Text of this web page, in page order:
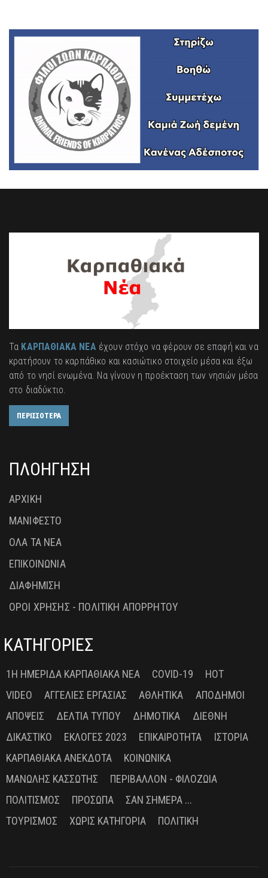
Τα ΚΑΡΠΑΘΙΑΚΑ ΝΕΑέχουν στόχο να φέρουν σε επαφή και να
κρατήσουν το καρπάθικο και κασιώτικο στοιχείο μέσα και έξω
από το νησί ενωμένα. Να γίνουν η προέκταση των νησιών μέσα
στο διαδύκτιο.
ΠΕΡΙΣΣΟΤΕΡΑ
ΠΛΟΗΓΗΣΗ
ΑΡΧΙΚΗ
ΜΑΝΙΦΕΣΤΟ
ΟΛΑ ΤΑ ΝΕΑ
ΕΠΙΚΟΙΝΩΝΙΑ
ΔΙΑΦΗΜΙΣΗ
ΟΡΟΙ ΧΡΗΣΗΣ - ΠΟΛΙΤΙΚΗ ΑΠΟΡΡΗΤΟΥ
ΚΑΤΗΓΟΡΙΕΣ
1Η ΗΜΕΡΊΔΑ ΚΑΡΠΑΘΙΑΚΆ ΝΈΑ COVID-19
HOT
VIDEO
ΑΓΓΕΛΊΕΣ ΕΡΓΑΣΊΑΣ ΑΘΛΗΤΙΚΆ
ΑΠΌΔΗΜΟΙ
ΑΠΌΨΕΙΣ
ΔΕΛΤΊΑ ΤΎΠΟΥ ΔΗΜΟΤΙΚΆ
ΔΙΕΘΝΉ
ΔΙΚΑΣΤΙΚΌ
ΕΚΛΟΓΈΣ 2023 ΕΠΙΚΑΙΡΌΤΗΤΑ
ΙΣΤΟΡΊΑ
ΚΑΡΠΑΘΙΑΚΆ ΑΝΈΚΔΟΤΑ
ΚΟΙΝΩΝΙΚΆ
ΜΑΝΏΛΗΣ ΚΑΣΣΏΤΗΣ
ΠΕΡΙΒΆΛΛΟΝ - ΦΙΛΟΖΩΊΑ
ΠΟΛΙΤΙΣΜΌΣ
ΠΡΌΣΩΠΑ
ΣΑΝ ΣΉΜΕΡΑ ...
ΤΟΥΡΙΣΜΌΣ
ΧΩΡΊΣ ΚΑΤΗΓΟΡΊΑ ΠΟΛΙΤΙΚΉ